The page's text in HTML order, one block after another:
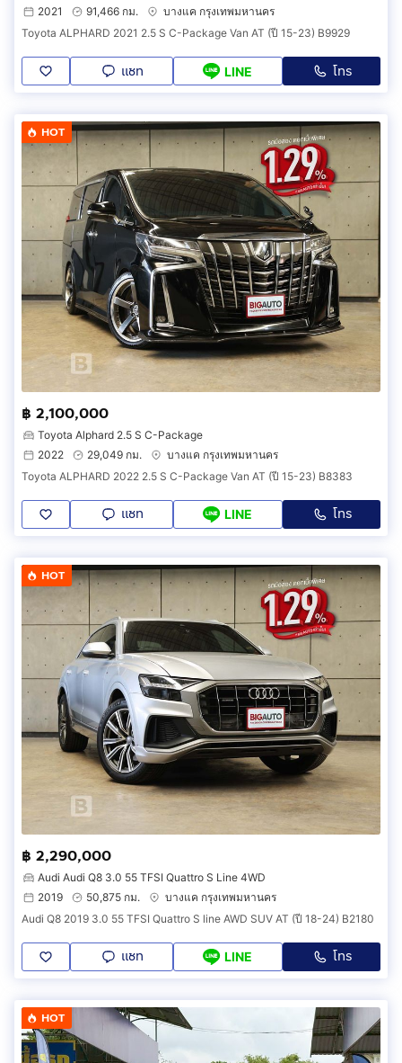
2021
91,466 กม.
บางแค กรุงเทพมหานคร
Toyota ALPHARD 2021 2.5 S C-Package Van AT (ปี 15-23) B9929
แชท LINE โทร
HOT
฿ 2,100,000
Toyota Alphard 2.5 S C-Package
2022
29,049 กม.
บางแค กรุงเทพมหานคร
Toyota ALPHARD 2022 2.5 S C-Package Van AT (ปี 15-23) B8383
แชท LINE โทร
HOT
฿ 2,290,000
Audi Audi Q8 3.0 55 TFSI Quattro S Line 4WD
2019
50,875 กม.
บางแค กรุงเทพมหานคร
Audi Q8 2019 3.0 55 TFSI Quattro S line AWD SUV AT (ปี 18-24) B2180
แชท LINE โทร
HOT